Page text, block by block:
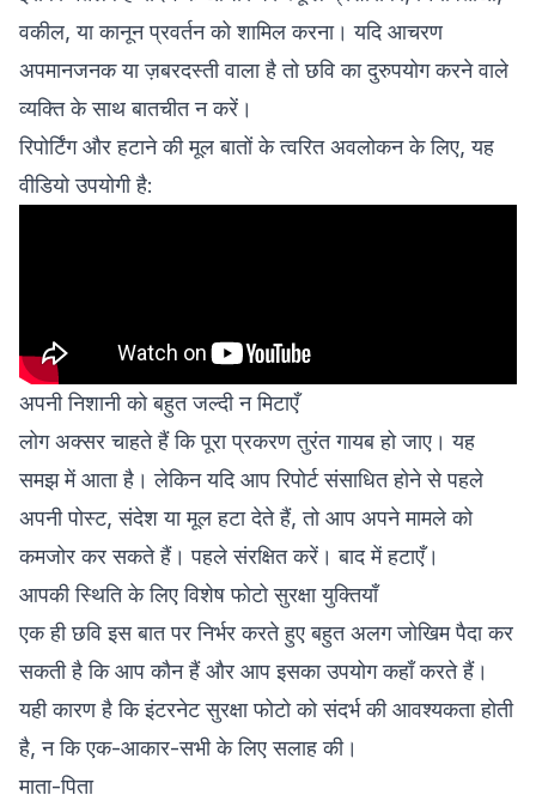
वकील, या कानून प्रवर्तन को शामिल करना। यदि आचरण
अपमानजनक या ज़बरदस्ती वाला है तो छवि का दुरुपयोग करने वाले
व्यक्ति के साथ बातचीत न करें।
रिपोर्टिंग और हटाने की मूल बातों के त्वरित अवलोकन के लिए, यह
वीडियो उपयोगी है:
अपनी निशानी को बहुत जल्दी न मिटाएँ
लोग अक्सर चाहते हैं कि पूरा प्रकरण तुरंत गायब हो जाए। यह
समझ में आता है। लेकिन यदि आप रिपोर्ट संसाधित होने से पहले
अपनी पोस्ट, संदेश या मूल हटा देते हैं, तो आप अपने मामले को
कमजोर कर सकते हैं। पहले संरक्षित करें। बाद में हटाएँ।
आपकी स्थिति के लिए विशेष फोटो सुरक्षा युक्तियाँ
एक ही छवि इस बात पर निर्भर करते हुए बहुत अलग जोखिम पैदा कर
सकती है कि आप कौन हैं और आप इसका उपयोग कहाँ करते हैं।
यही कारण है कि इंटरनेट सुरक्षा फोटो को संदर्भ की आवश्यकता होती
है, न कि एक-आकार-सभी के लिए सलाह की।
माता-पिता